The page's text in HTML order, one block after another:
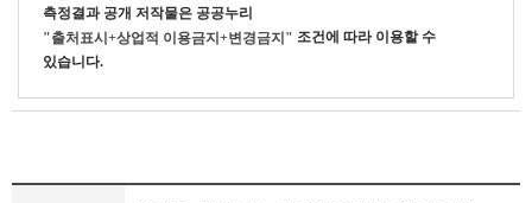
측정결과 공개 저작물은 공공누리
"출처표시+상업적 이용금지+변경금지" 조건에 따라 이용할 수
있습니다.